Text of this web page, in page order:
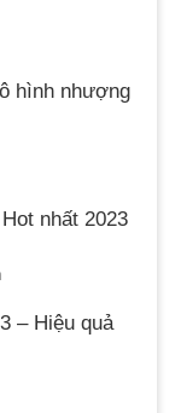
hình nhượng
nhất 2023
– Hiệu quả